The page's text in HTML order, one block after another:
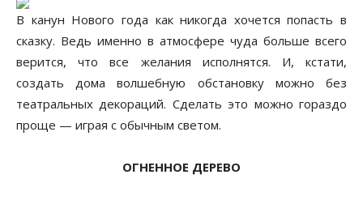
В канун Нового года как никогда хочется попасть в
сказку. Ведь именно в атмосфере чуда больше всего
верится, что все желания исполнятся. И, кстати,
создать дома волшебную обстановку можно без
театральных декораций. Сделать это можно гораздо
проще — играя с обычным светом.
ОГНЕННОЕ ДЕРЕВО